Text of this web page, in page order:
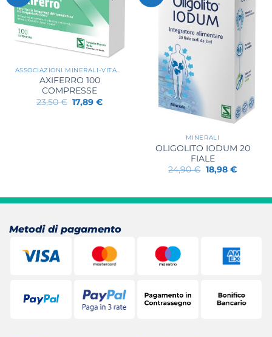
ASSOCIAZIONI MINERALI-VITAMINE
AXIFERRO 100
COMPRESSE
23,50€ Il
prezzo
17,89€Il
MINERALI
OLIGOLITO IODUM 20
FIALE
24,90€ Il
prezzo
24,90 €.
18,98 €Il
18,98 €.
Metodi di pagamento